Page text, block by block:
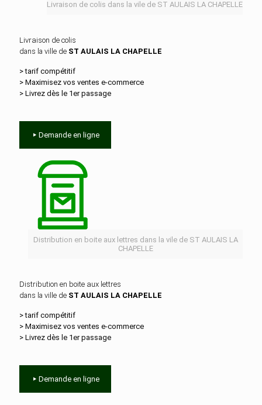
Livraison de colis dans la vile de ST AULAIS LA CHAPELLE
Livraison de colis
dans la ville de ST AULAIS LA CHAPELLE
> tarif compétitif
> Maximisez vos ventes e‑commerce
> Livrez dès le 1er passage
Demande en ligne
Distribution en boite aux lettres dans la vile de ST AULAIS LA
CHAPELLE
Distribution en boite aux lettres
dans la ville de ST AULAIS LA CHAPELLE
> tarif compétitif
> Maximisez vos ventes e‑commerce
> Livrez dès le 1er passage
Demande en ligne